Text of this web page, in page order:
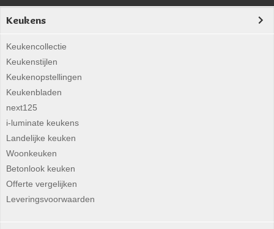
Keukens
Keukencollectie
Keukenstijlen
Keukenopstellingen
Keukenbladen
next125
i-luminate keukens
Landelijke keuken
Woonkeuken
Betonlook keuken
Offerte vergelijken
Leveringsvoorwaarden